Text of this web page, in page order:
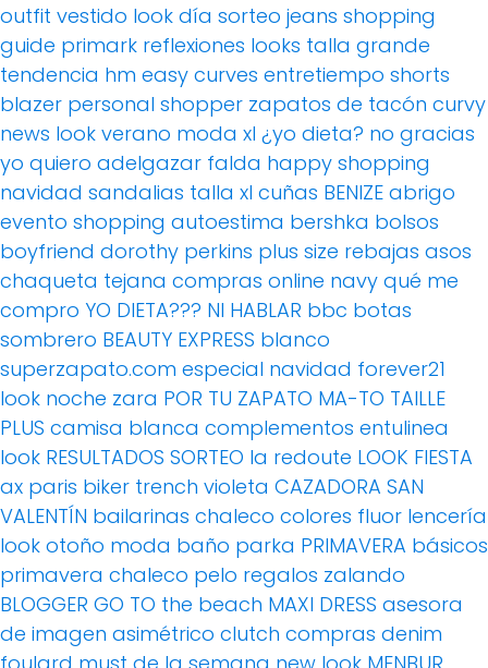
outfit vestido look día sorteo jeans shopping
guide primark reflexiones looks talla grande
tendencia hm easy curves entretiempo shorts
blazer personal shopper zapatos de tacón curvy
news look verano moda xl ¿yo dieta? no gracias
yo quiero adelgazar falda happy shopping
navidad sandalias talla xl cuñas BENIZE abrigo
evento shopping autoestima bershka bolsos
boyfriend dorothy perkins plus size rebajas asos
chaqueta tejana compras online navy qué me
compro YO DIETA??? NI HABLAR bbc botas
sombrero BEAUTY EXPRESS blanco
superzapato.com especial navidad forever21
look noche zara POR TU ZAPATO MA-TO TAILLE
PLUS camisa blanca complementos entulinea
look RESULTADOS SORTEO la redoute LOOK FIESTA
ax paris biker trench violeta CAZADORA SAN
VALENTÍN bailarinas chaleco colores fluor lencería
look otoño moda baño parka PRIMAVERA básicos
primavera chaleco pelo regalos zalando
BLOGGER GO TO the beach MAXI DRESS asesora
de imagen asimétrico clutch compras denim